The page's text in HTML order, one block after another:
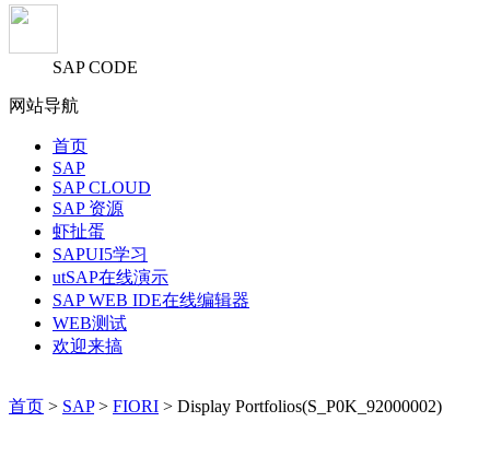
SAP CODE
网站导航
首页
SAP
SAP CLOUD
SAP 资源
虾扯蛋
SAPUI5学习
utSAP在线演示
SAP WEB IDE在线编辑器
WEB测试
欢迎来搞
首页 > SAP> FIORI > Display Portfolios(S_P0K_92000002)